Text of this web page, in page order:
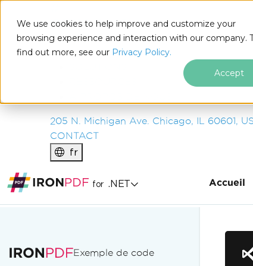
We use cookies to help improve and customize your
browsing experience and interaction with our company.
find out more, see our Privacy Policy.
Accept
IRONSOFTWARE
PRODUITS
ENTREPRISE
205 N. Michigan Ave. Chicago, IL 60601,
CONTACT
fr
for .NET Accueil
Exemple de code